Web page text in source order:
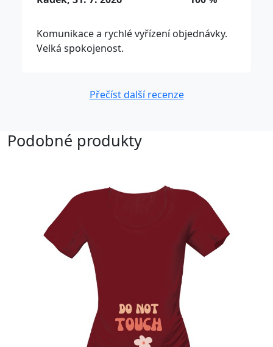
Komunikace a rychlé vyřízení objednávky.
Velká spokojenost.
Přečíst další recenze
Podobné produkty